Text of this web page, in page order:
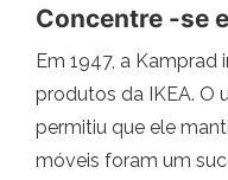
Concentre -se
Em 1947, a Kamprad
produtos da IKEA. O
permitiu que ele
móveis foram um